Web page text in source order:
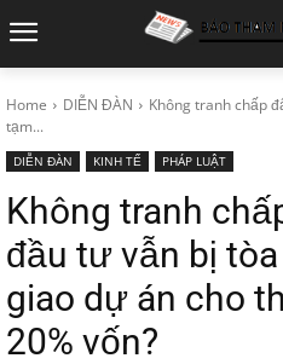
Home DIỄN ĐÀN
Không tranh chấp
tạm...
DIỄN ĐÀN KINH TẾ PHÁP LUẬT
Không tranh
đầu tư vẫn bị
giao dự án cho
20% vốn?